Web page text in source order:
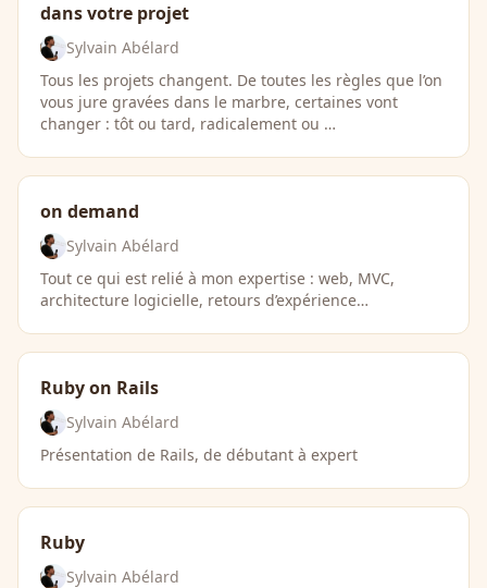
dans votre projet
Sylvain Abélard
Tous les projets changent. De toutes les règles que l’on
vous jure gravées dans le marbre, certaines vont
changer : tôt ou tard, radicalement ou …
on demand
Sylvain Abélard
Tout ce qui est relié à mon expertise : web, MVC,
architecture logicielle, retours d’expérience…
Ruby on Rails
Sylvain Abélard
Présentation de Rails, de débutant à expert
Ruby
Sylvain Abélard